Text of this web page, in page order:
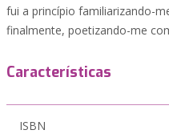
fui a princípio familiarizando-
finalmente, poetizando-me
Características
ISBN